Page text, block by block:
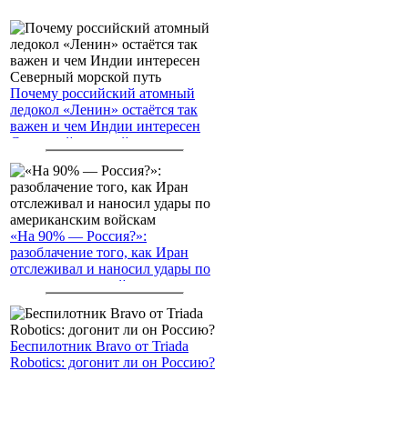
Почему российский атомный
ледокол «Ленин» остаётся так
важен и чем Индии интересен
Северный морской путь
«На 90% — Россия?»:
разоблачение того, как Иран
отслеживал и наносил удары по
американским войскам
Беспилотник Bravo от Triada
Robotics: догонит ли он Россию?